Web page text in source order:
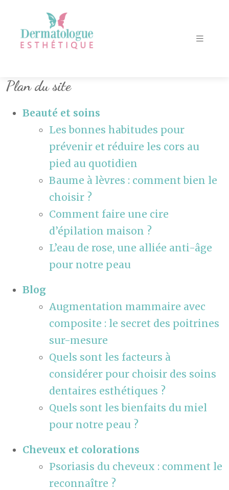
Plan du site
Beauté et soins
Les bonnes habitudes pour
prévenir et réduire les cors au
pied au quotidien
Baume à lèvres : comment bien le
choisir ?
Comment faire une cire
d’épilation maison ?
L’eau de rose, une alliée anti-âge
pour notre peau
Blog
Augmentation mammaire avec
composite : le secret des poitrines
sur-mesure
Quels sont les facteurs à
considérer pour choisir des soins
dentaires esthétiques ?
Quels sont les bienfaits du miel
pour notre peau ?
Cheveux et colorations
Psoriasis du cheveux : comment le
reconnaître ?